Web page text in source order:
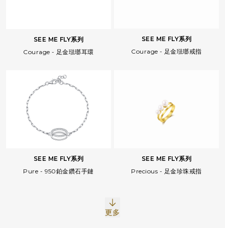
SEE ME FLY系列
Courage - 足金琺瑯耳環
SEE ME FLY系列
Courage - 足金琺瑯戒指
SEE ME FLY系列
Pure - 950鉑金鑽石手鏈
SEE ME FLY系列
Precious - 足金珍珠戒指
更多